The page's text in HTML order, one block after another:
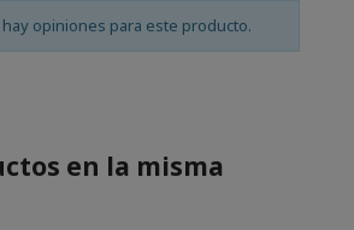
opiniones para este producto.
en la misma